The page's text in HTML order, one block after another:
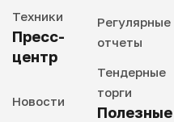
Техники
Пресс-
центр
Новости
Регулярные
отчеты
Тендерные
торги
Полезные